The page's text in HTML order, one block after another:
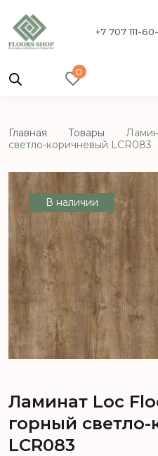
+7 707 111-
0
Главная Товары
светло-коричневый LCR083
В наличии
Ламинат Loc
горный
LCR083